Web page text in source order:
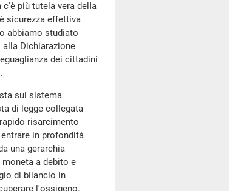
più tutela vera della
sicurezza effettiva
abbiamo studiato
Dichiarazione
dei cittadini
sul sistema
di legge collegata
risarcimento
in profondità
una gerarchia
moneta a debito e
di bilancio in
l'ossigeno.